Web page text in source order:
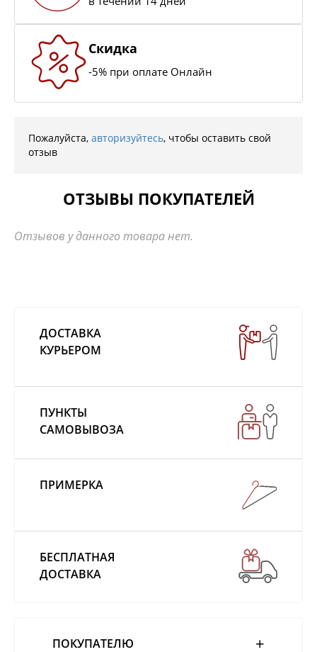
Скидка
-5% при оплате Онлайн
Пожалуйста, авторизуйтесь, чтобы оставить свой
отзыв
ОТЗЫВЫ ПОКУПАТЕЛЕЙ
Отзывов у данного товара нет.
ДОСТАВКА
КУРЬЕРОМ
ПУНКТЫ
САМОВЫВОЗА
ПРИМЕРКА
БЕСПЛАТНАЯ
ДОСТАВКА
ПОКУПАТЕЛЮ